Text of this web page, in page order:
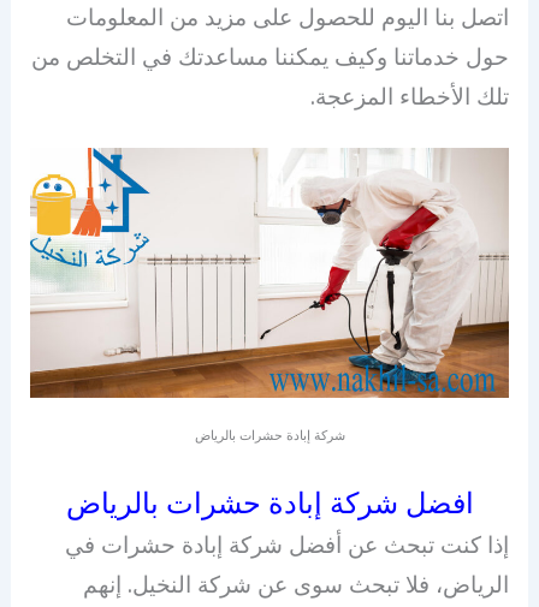
اتصل بنا اليوم للحصول على مزيد من المعلومات
حول خدماتنا وكيف يمكننا مساعدتك في التخلص من
تلك الأخطاء المزعجة.
شركة إبادة حشرات بالرياض
افضل شركة إبادة حشرات بالرياض
إذا كنت تبحث عن أفضل شركة إبادة حشرات في
الرياض، فلا تبحث سوى عن شركة النخيل. إنهم